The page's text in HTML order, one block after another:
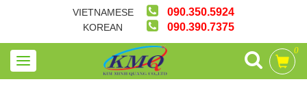
VIETNAMESE 090.350.5924
KOREAN 090.390.7375
0